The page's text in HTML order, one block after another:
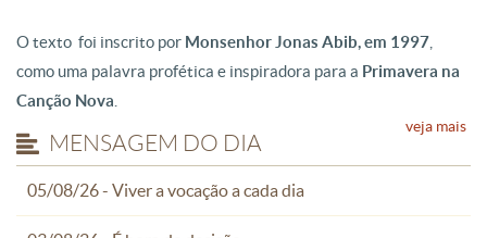
O texto foi inscrito por Monsenhor Jonas Abib, em 1997
como uma palavra profética e inspiradora para a Primavera na
Canção Nova
MENSAGEM DO DIA
05/08/26 - Viver a vocação a cada dia
veja mais